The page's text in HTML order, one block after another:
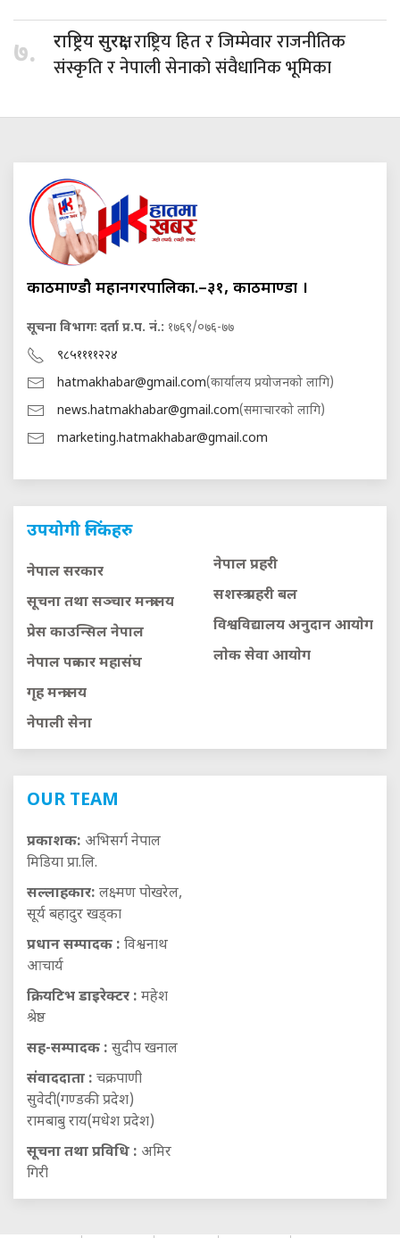
७. राष्ट्रिय सुरक्षा,राष्ट्रिय हित र जिम्मेवार राजनीतिक
संस्कृति र नेपाली सेनाको संवैधानिक भूमिका
काठमाण्डौ महानगरपालिका.–३१, काठमाण्डौं ।
सूचना विभागः दर्ता प्र.प. नं.: १७६९/०७६-७७
९८५११११२२४
hatmakhabar@gmail.com(कार्यालय प्रयोजनको लागि)
news.hatmakhabar@gmail.com(समाचारको लागि)
marketing.hatmakhabar@gmail.com
उपयोगी लिंकहरु
नेपाल सरकार
सूचना तथा सञ्चार मन्त्रालय
प्रेस काउन्सिल नेपाल
नेपाल पत्रकार महासंघ
गृह मन्त्रालय
नेपाली सेना
नेपाल प्रहरी
सशस्त्र प्रहरी बल
विश्वविद्यालय अनुदान आयाेग
लाेक सेवा आयाेग
OUR TEAM
प्रकाशक: अभिसर्ग नेपाल
मिडिया प्रा.लि.
सल्लाहकार: लक्ष्मण पोखरेल,
सूर्य बहादुर खड्का
प्रधान सम्पादक : विश्वनाथ
आचार्य
क्रियटिभ डाइरेक्टर : महेश
श्रेष्ठ
सह-सम्पादक : सुदीप खनाल
संवाददाता : चक्रपाणी
सुवेदी(गण्डकी प्रदेश)
रामबाबु राय(मधेश प्रदेश)
सूचना तथा प्रविधि : अमिर
गिरी